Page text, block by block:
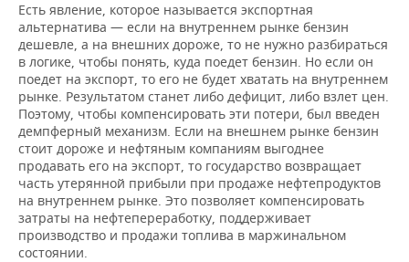
Есть явление, которое называется экспортная
альтернатива — если на внутреннем рынке бензин
дешевле, а на внешних дороже, то не нужно разбираться
в логике, чтобы понять, куда поедет бензин. Но если он
поедет на экспорт, то его не будет хватать на внутреннем
рынке. Результатом станет либо дефицит, либо взлет цен.
Поэтому, чтобы компенсировать эти потери, был введен
демпферный механизм. Если на внешнем рынке бензин
стоит дороже и нефтяным компаниям выгоднее
продавать его на экспорт, то государство возвращает
часть утерянной прибыли при продаже нефтепродуктов
на внутреннем рынке. Это позволяет компенсировать
затраты на нефтепереработку, поддерживает
производство и продажи топлива в маржинальном
состоянии.